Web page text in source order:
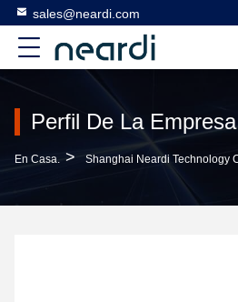
sales@neardi.com
Perfil De La Empresa
En Casa. > Shanghai Neardi Technology Co., Ltd.